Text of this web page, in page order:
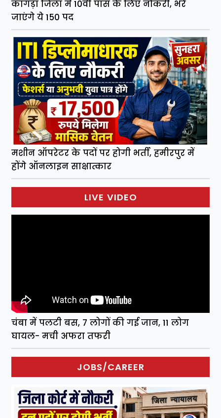
कांगड़ा जिला में 10वीं पास के लिए नौकरी, भरे
जाएंगे ये 150 पद
मशीन ऑपरेटर के पदों पर होगी भर्ती, हमीरपुर में
होंगे ऑनलाइन साक्षात्कार
LIVE VIDEO
चंबा में पलटी बस, 7 लोगों की गई जान, 11 लोग
घायल- मची अफरा तफरी
JOBS/CAREER